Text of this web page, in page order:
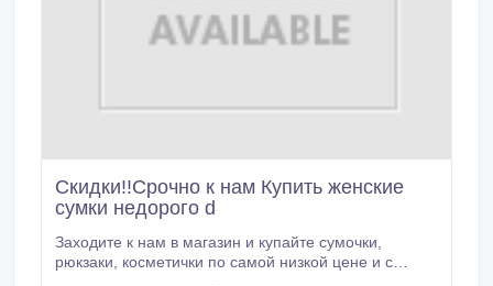
Скидки!!Срочно к нам Купить женские
сумки недорого d
Заходите к нам в магазин и купайте сумочки,
рюкзаки, косметички по самой низкой цене и с